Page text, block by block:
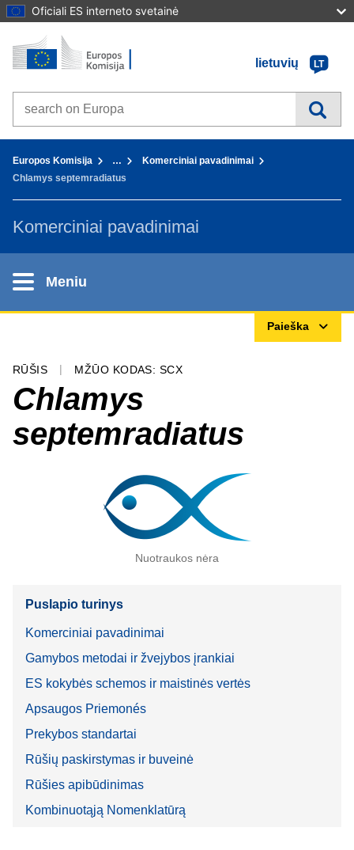
Oficiali ES interneto svetainė
Į turinį
Pradžia - Europos Komisija
lietuvių
LT
Search on Europa websites
Europos Komisija …
Komerciniai pavadinimai
Chlamys septemradiatus
Komerciniai pavadinimai
Meniu
Paieška
RŪŠIS MŽŪO KODAS: SCX
Chlamys
septemradiatus
Nuotraukos nėra
Puslapio turinys
Komerciniai pavadinimai
Gamybos metodai ir žvejybos įrankiai
ES kokybės schemos ir maistinės vertės
Apsaugos Priemonés
Prekybos standartai
Rūšių paskirstymas ir buveinė
Rūšies apibūdinimas
Kombinuotąją Nomenklatūrą